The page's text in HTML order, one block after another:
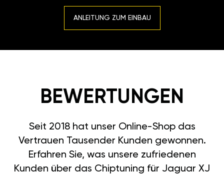
ANLEITUNG ZUM EINBAU
BEWERTUNGEN
Seit 2018 hat unser Online-Shop das
Vertrauen Tausender Kunden gewonnen.
Erfahren Sie, was unsere zufriedenen
Kunden über das Chiptuning für Jaguar XJ